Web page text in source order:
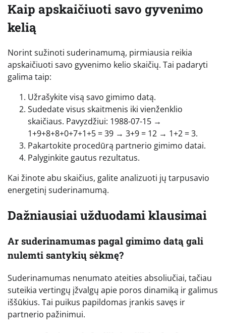
Kaip apskaičiuoti savo gyvenimo
kelią
Norint sužinoti suderinamumą, pirmiausia reikia
apskaičiuoti savo gyvenimo kelio skaičių. Tai padaryti
galima taip:
Užrašykite visą savo gimimo datą.
Sudedate visus skaitmenis iki vienženklio
skaičiaus. Pavyzdžiui: 1988-07-15 →
1+9+8+8+0+7+1+5 = 39 → 3+9 = 12 → 1+2 = 3.
Pakartokite procedūrą partnerio gimimo datai.
Palyginkite gautus rezultatus.
Kai žinote abu skaičius, galite analizuoti jų tarpusavio
energetinį suderinamumą.
Dažniausiai užduodami klausimai
Ar suderinamumas pagal gimimo datą gali
nulemti santykių sėkmę?
Suderinamumas nenumato ateities absoliučiai, tačiau
suteikia vertingų įžvalgų apie poros dinamiką ir galimus
iššūkius. Tai puikus papildomas įrankis savęs ir
partnerio pažinimui.